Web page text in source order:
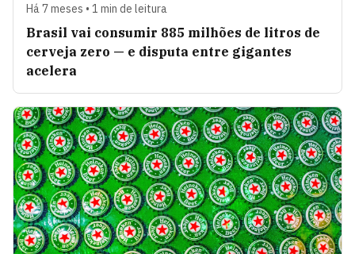
Há 7 meses • 1 min de leitura
Brasil vai consumir 885 milhões de litros de
cerveja zero — e disputa entre gigantes
acelera